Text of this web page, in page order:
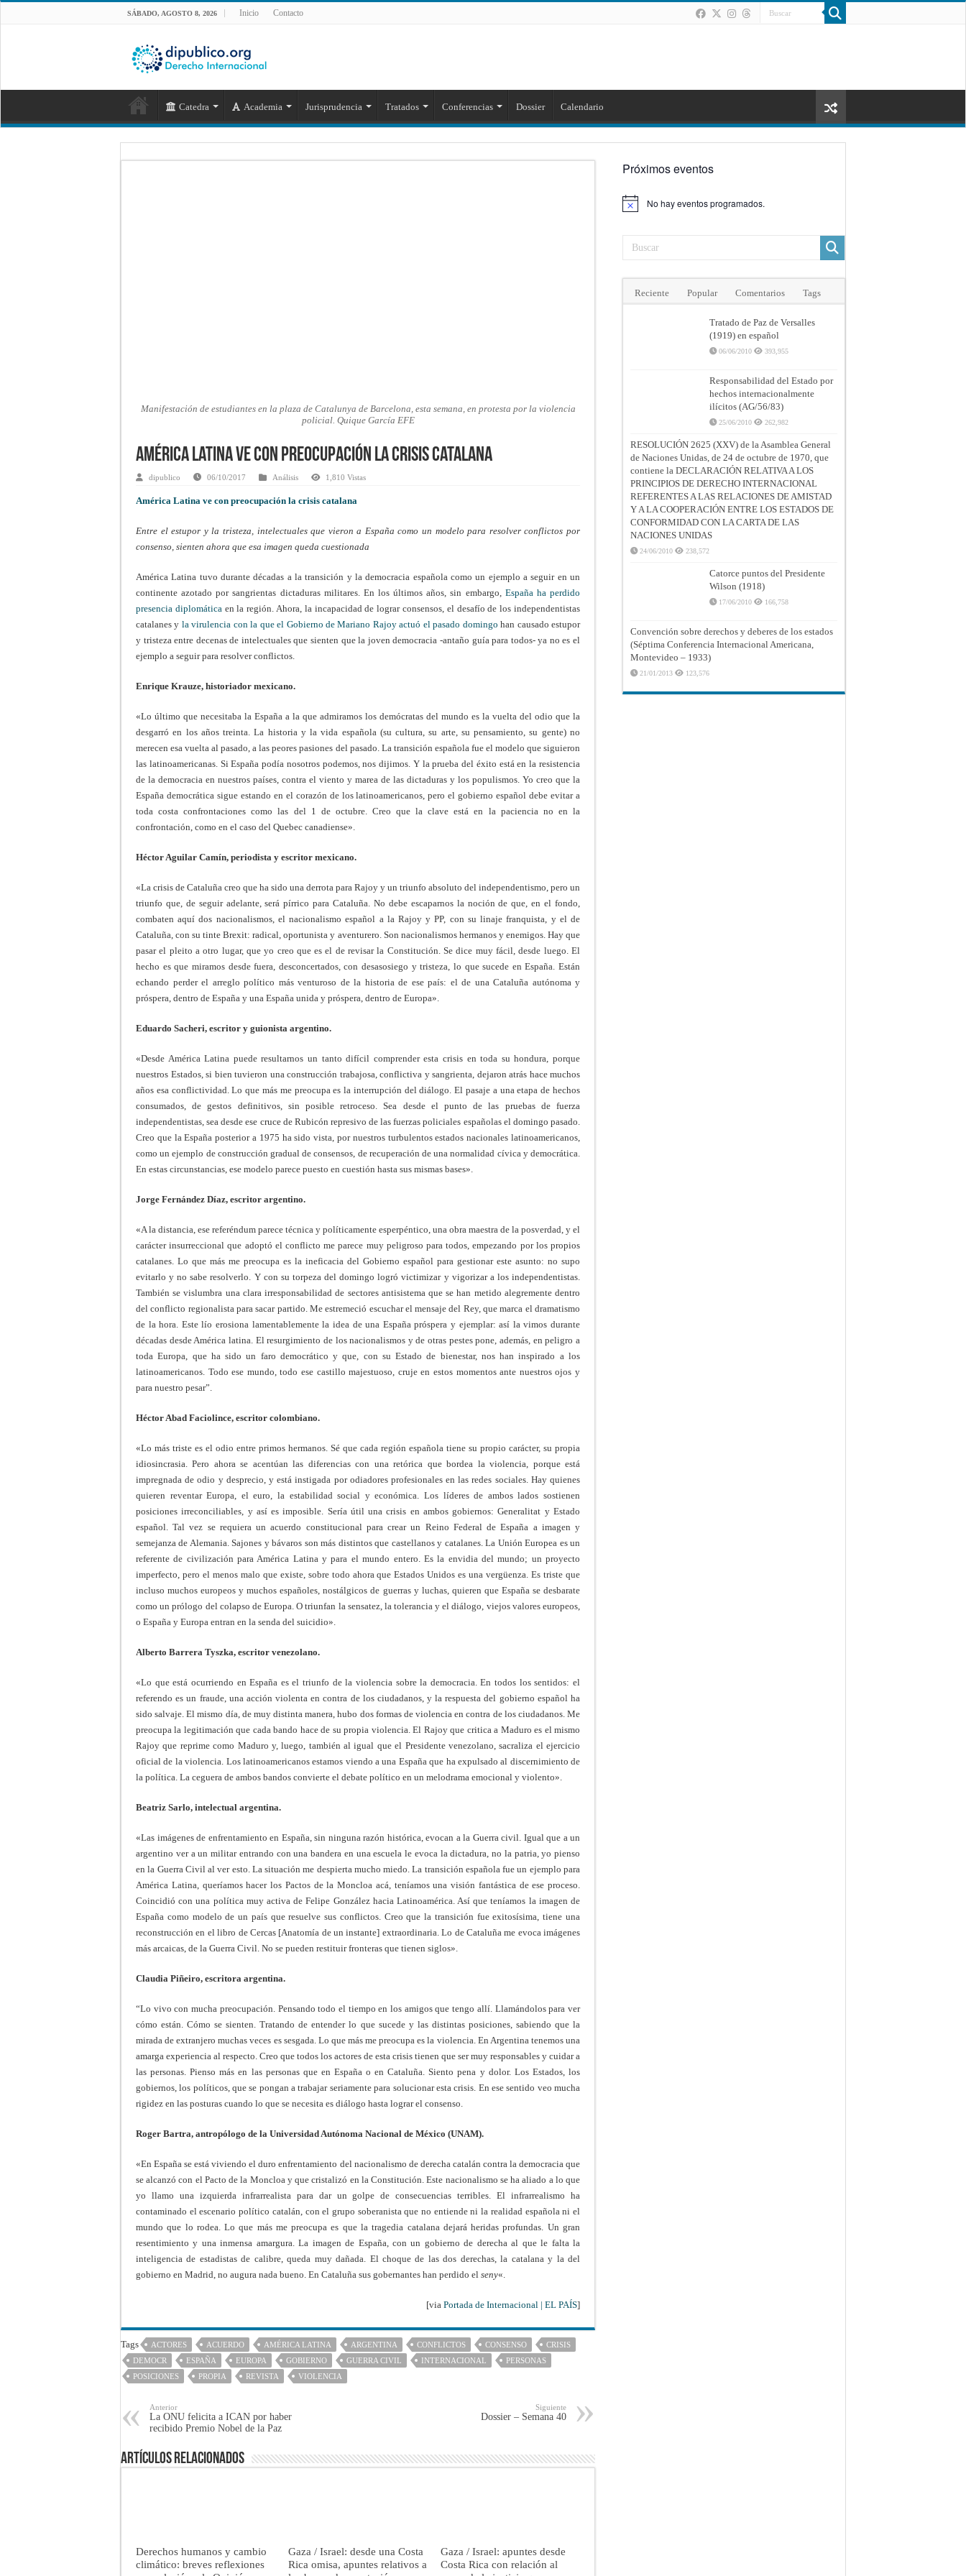
SÁBADO, AGOSTO 8, 2026 Inicio Contacto
Catedra Academia Jurisprudencia Tratados Conferencias Dossier Calendario
Manifestación de estudiantes en la plaza de Catalunya de Barcelona, esta semana, en protesta por la violencia
policial. Quique García EFE
América Latina ve con preocupación la crisis catalana
dipublico 06/10/2017 Análisis 1,810 Vistas
América Latina ve con preocupación la crisis catalana
Entre el estupor y la tristeza, intelectuales que vieron a España como un modelo para resolver conflictos por
consenso, sienten ahora que esa imagen queda cuestionada
América Latina tuvo durante décadas a la transición y la democracia española como un ejemplo a seguir en un
continente azotado por sangrientas dictaduras militares. En los últimos años, sin embargo, España ha perdido
presencia diplomática en la región. Ahora, la incapacidad de lograr consensos, el desafío de los independentistas
catalanes y la virulencia con la que el Gobierno de Mariano Rajoy actuó el pasado domingo han causado estupor
y tristeza entre decenas de intelectuales que sienten que la joven democracia -antaño guía para todos- ya no es el
ejemplo a seguir para resolver conflictos.
Enrique Krauze, historiador mexicano.
«Lo último que necesitaba la España a la que admiramos los demócratas del mundo es la vuelta del odio que la
desgarró en los años treinta. La historia y la vida española (su cultura, su arte, su pensamiento, su gente) no
merecen esa vuelta al pasado, a las peores pasiones del pasado. La transición española fue el modelo que siguieron
las latinoamericanas. Si España podía nosotros podemos, nos dijimos. Y la prueba del éxito está en la resistencia
de la democracia en nuestros países, contra el viento y marea de las dictaduras y los populismos. Yo creo que la
España democrática sigue estando en el corazón de los latinoamericanos, pero el gobierno español debe evitar a
toda costa confrontaciones como las del 1 de octubre. Creo que la clave está en la paciencia no en la
confrontación, como en el caso del Quebec canadiense».
Héctor Aguilar Camín, periodista y escritor mexicano.
«La crisis de Cataluña creo que ha sido una derrota para Rajoy y un triunfo absoluto del independentismo, pero un
triunfo que, de seguir adelante, será pírrico para Cataluña. No debe escaparnos la noción de que, en el fondo,
combaten aquí dos nacionalismos, el nacionalismo español a la Rajoy y PP, con su linaje franquista, y el de
Cataluña, con su tinte Brexit: radical, oportunista y aventurero. Son nacionalismos hermanos y enemigos. Hay que
pasar el pleito a otro lugar, que yo creo que es el de revisar la Constitución. Se dice muy fácil, desde luego. El
hecho es que miramos desde fuera, desconcertados, con desasosiego y tristeza, lo que sucede en España. Están
echando perder el arreglo político más venturoso de la historia de ese país: el de una Cataluña autónoma y
próspera, dentro de España y una España unida y próspera, dentro de Europa».
Eduardo Sacheri, escritor y guionista argentino.
«Desde América Latina puede resultarnos un tanto difícil comprender esta crisis en toda su hondura, porque
nuestros Estados, si bien tuvieron una construcción trabajosa, conflictiva y sangrienta, dejaron atrás hace muchos
años esa conflictividad. Lo que más me preocupa es la interrupción del diálogo. El pasaje a una etapa de hechos
consumados, de gestos definitivos, sin posible retroceso. Sea desde el punto de las pruebas de fuerza
independentistas, sea desde ese cruce de Rubicón represivo de las fuerzas policiales españolas el domingo pasado.
Creo que la España posterior a 1975 ha sido vista, por nuestros turbulentos estados nacionales latinoamericanos,
como un ejemplo de construcción gradual de consensos, de recuperación de una normalidad cívica y democrática.
En estas circunstancias, ese modelo parece puesto en cuestión hasta sus mismas bases».
Jorge Fernández Díaz, escritor argentino.
«A la distancia, ese referéndum parece técnica y políticamente esperpéntico, una obra maestra de la posverdad, y el
carácter insurreccional que adoptó el conflicto me parece muy peligroso para todos, empezando por los propios
catalanes. Lo que más me preocupa es la ineficacia del Gobierno español para gestionar este asunto: no supo
evitarlo y no sabe resolverlo. Y con su torpeza del domingo logró victimizar y vigorizar a los independentistas.
También se vislumbra una clara irresponsabilidad de sectores antisistema que se han metido alegremente dentro
del conflicto regionalista para sacar partido. Me estremeció escuchar el mensaje del Rey, que marca el dramatismo
de la hora. Este lío erosiona lamentablemente la idea de una España próspera y ejemplar: así la vimos durante
décadas desde América latina. El resurgimiento de los nacionalismos y de otras pestes pone, además, en peligro a
toda Europa, que ha sido un faro democrático y que, con su Estado de bienestar, nos han inspirado a los
latinoamericanos. Todo ese mundo, todo ese castillo majestuoso, cruje en estos momentos ante nuestros ojos y
para nuestro pesar”.
Héctor Abad Faciolince, escritor colombiano.
«Lo más triste es el odio entre primos hermanos. Sé que cada región española tiene su propio carácter, su propia
idiosincrasia. Pero ahora se acentúan las diferencias con una retórica que bordea la violencia, porque está
impregnada de odio y desprecio, y está instigada por odiadores profesionales en las redes sociales. Hay quienes
quieren reventar Europa, el euro, la estabilidad social y económica. Los líderes de ambos lados sostienen
posiciones irreconciliables, y así es imposible. Sería útil una crisis en ambos gobiernos: Generalitat y Estado
español. Tal vez se requiera un acuerdo constitucional para crear un Reino Federal de España a imagen y
semejanza de Alemania. Sajones y bávaros son más distintos que castellanos y catalanes. La Unión Europea es un
referente de civilización para América Latina y para el mundo entero. Es la envidia del mundo; un proyecto
imperfecto, pero el menos malo que existe, sobre todo ahora que Estados Unidos es una vergüenza. Es triste que
incluso muchos europeos y muchos españoles, nostálgicos de guerras y luchas, quieren que España se desbarate
como un prólogo del colapso de Europa. O triunfan la sensatez, la tolerancia y el diálogo, viejos valores europeos,
o España y Europa entran en la senda del suicidio».
Alberto Barrera Tyszka, escritor venezolano.
«Lo que está ocurriendo en España es el triunfo de la violencia sobre la democracia. En todos los sentidos: el
referendo es un fraude, una acción violenta en contra de los ciudadanos, y la respuesta del gobierno español ha
sido salvaje. El mismo día, de muy distinta manera, hubo dos formas de violencia en contra de los ciudadanos. Me
preocupa la legitimación que cada bando hace de su propia violencia. El Rajoy que critica a Maduro es el mismo
Rajoy que reprime como Maduro y, luego, también al igual que el Presidente venezolano, sacraliza el ejercicio
oficial de la violencia. Los latinoamericanos estamos viendo a una España que ha expulsado al discernimiento de
la política. La ceguera de ambos bandos convierte el debate político en un melodrama emocional y violento».
Beatriz Sarlo, intelectual argentina.
«Las imágenes de enfrentamiento en España, sin ninguna razón histórica, evocan a la Guerra civil. Igual que a un
argentino ver a un militar entrando con una bandera en una escuela le evoca la dictadura, no la patria, yo pienso
en la Guerra Civil al ver esto. La situación me despierta mucho miedo. La transición española fue un ejemplo para
América Latina, queríamos hacer los Pactos de la Moncloa acá, teníamos una visión fantástica de ese proceso.
Coincidió con una política muy activa de Felipe González hacia Latinoamérica. Así que teníamos la imagen de
España como modelo de un país que resuelve sus conflictos. Creo que la transición fue exitosísima, tiene una
reconstrucción en el libro de Cercas [Anatomía de un instante] extraordinaria. Lo de Cataluña me evoca imágenes
más arcaicas, de la Guerra Civil. No se pueden restituir fronteras que tienen siglos».
Claudia Piñeiro, escritora argentina.
“Lo vivo con mucha preocupación. Pensando todo el tiempo en los amigos que tengo allí. Llamándolos para ver
cómo están. Cómo se sienten. Tratando de entender lo que sucede y las distintas posiciones, sabiendo que la
mirada de extranjero muchas veces es sesgada. Lo que más me preocupa es la violencia. En Argentina tenemos una
amarga experiencia al respecto. Creo que todos los actores de esta crisis tienen que ser muy responsables y cuidar a
las personas. Pienso más en las personas que en España o en Cataluña. Siento pena y dolor. Los Estados, los
gobiernos, los políticos, que se pongan a trabajar seriamente para solucionar esta crisis. En ese sentido veo mucha
rigidez en las posturas cuando lo que se necesita es diálogo hasta lograr el consenso.
Roger Bartra, antropólogo de la Universidad Autónoma Nacional de México (UNAM).
«En España se está viviendo el duro enfrentamiento del nacionalismo de derecha catalán contra la democracia que
se alcanzó con el Pacto de la Moncloa y que cristalizó en la Constitución. Este nacionalismo se ha aliado a lo que
yo llamo una izquierda infrarrealista para dar un golpe de consecuencias terribles. El infrarrealismo ha
contaminado el escenario político catalán, con el grupo soberanista que no entiende ni la realidad española ni el
mundo que lo rodea. Lo que más me preocupa es que la tragedia catalana dejará heridas profundas. Un gran
resentimiento y una inmensa amargura. La imagen de España, con un gobierno de derecha al que le falta la
inteligencia de estadistas de calibre, queda muy dañada. El choque de las dos derechas, la catalana y la del
gobierno en Madrid, no augura nada bueno. En Cataluña sus gobernantes han perdido el seny«.
[via Portada de Internacional | EL PAÍS]
Tags ACTORES ACUERDO AMÉRICA LATINA ARGENTINA CONFLICTOS CONSENSO
CRISIS
DEMOCR
ESPAÑA EUROPA GOBIERNO GUERRA CIVIL INTERNACIONAL
PERSONAS
POSICIONES
PROPIA REVISTA VIOLENCIA
Anterior
La ONU felicita a ICAN por haber
recibido Premio Nobel de la Paz
Siguiente
Dossier – Semana 40
Artículos Relacionados
Derechos humanos y cambio
climático: breves reflexiones
Gaza / Israel: desde una Costa
Rica omisa, apuntes relativos a
Gaza / Israel: apuntes desde
Costa Rica con relación al
Próximos eventos
Aviso No hay eventos programados.
Reciente Popular Comentarios Tags
Tratado de Paz de Versalles
(1919) en español
06/06/2010 393,955
Responsabilidad del Estado por
hechos internacionalmente
ilícitos (AG/56/83)
25/06/2010 262,982
RESOLUCIÓN 2625 (XXV) de la Asamblea General
de Naciones Unidas, de 24 de octubre de 1970, que
contiene la DECLARACIÓN RELATIVA A LOS
PRINCIPIOS DE DERECHO INTERNACIONAL
REFERENTES A LAS RELACIONES DE AMISTAD
Y A LA COOPERACIÓN ENTRE LOS ESTADOS DE
CONFORMIDAD CON LA CARTA DE LAS
NACIONES UNIDAS
24/06/2010 238,572
Catorce puntos del Presidente
Wilson (1918)
17/06/2010 166,758
Convención sobre derechos y deberes de los estados
(Séptima Conferencia Internacional Americana,
Montevideo – 1933)
21/01/2013 123,576